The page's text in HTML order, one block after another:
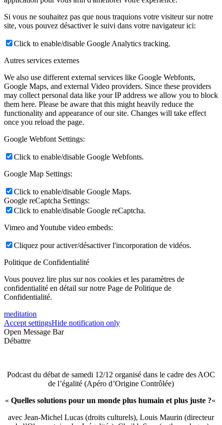
Si vous ne souhaitez pas que nous traquions votre visiteur sur notre
site, vous pouvez désactiver le suivi dans votre navigateur ici:
Click to enable/disable Google Analytics tracking.
Autres services externes
We also use different external services like Google Webfonts,
Google Maps, and external Video providers. Since these providers
may collect personal data like your IP address we allow you to block
them here. Please be aware that this might heavily reduce the
functionality and appearance of our site. Changes will take effect
once you reload the page.
Google Webfont Settings:
Click to enable/disable Google Webfonts.
Google Map Settings:
Click to enable/disable Google Maps.
Google reCaptcha Settings:
Click to enable/disable Google reCaptcha.
Vimeo and Youtube video embeds:
Cliquez pour activer/désactiver l'incorporation de vidéos.
Politique de Confidentialité
Vous pouvez lire plus sur nos cookies et les paramètres de
confidentialité en détail sur notre Page de Politique de
Confidentialité.
meditation
Accept settingsHide notification only
Open Message Bar
Débattre
Podcast du débat de samedi 12/12 organisé dans le cadre des AOC
de l’égalité (Apéro d’Origine Contrôlée)
« Quelles solutions pour un monde plus humain et plus juste ?«
avec Jean-Michel Lucas (droits culturels), Louis Maurin (directeur